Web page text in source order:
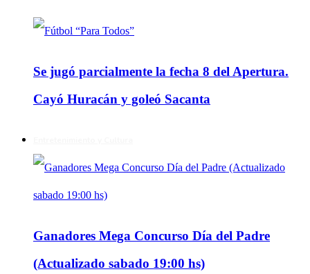
Se jugó parcialmente la fecha 8 del Apertura.
Cayó Huracán y goleó Sacanta
Ganadores Mega Concurso Día del Padre
(Actualizado sabado 19:00 hs)